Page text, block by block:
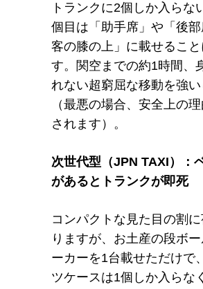
トランクに2個しか入らな
個目は「助手席」や「後
客の膝の上」に載せること
す。関空までの約1時間、
れない超窮屈な移動を強
（最悪の場合、安全上の
されます）。
次世代型（JPN TAXI）：
があるとトランクが即死
コンパクトな見た目の割
りますが、 お土産の段ボ
ーカーを1台載せただけで
ツケースは1個しか入らな